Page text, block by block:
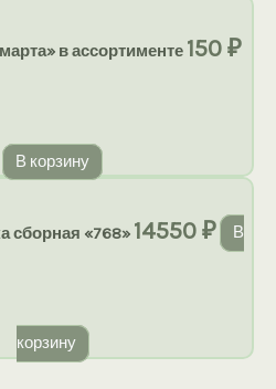
в ассортименте 150₽
В корзину
сборная «768» 14550₽ В
корзину